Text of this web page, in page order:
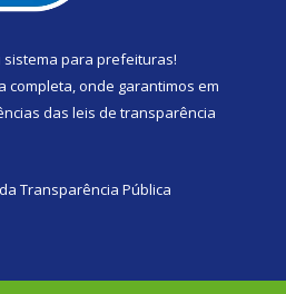
sistema para prefeituras!
completa, onde garantimos em
das leis de transparência
Transparência Pública